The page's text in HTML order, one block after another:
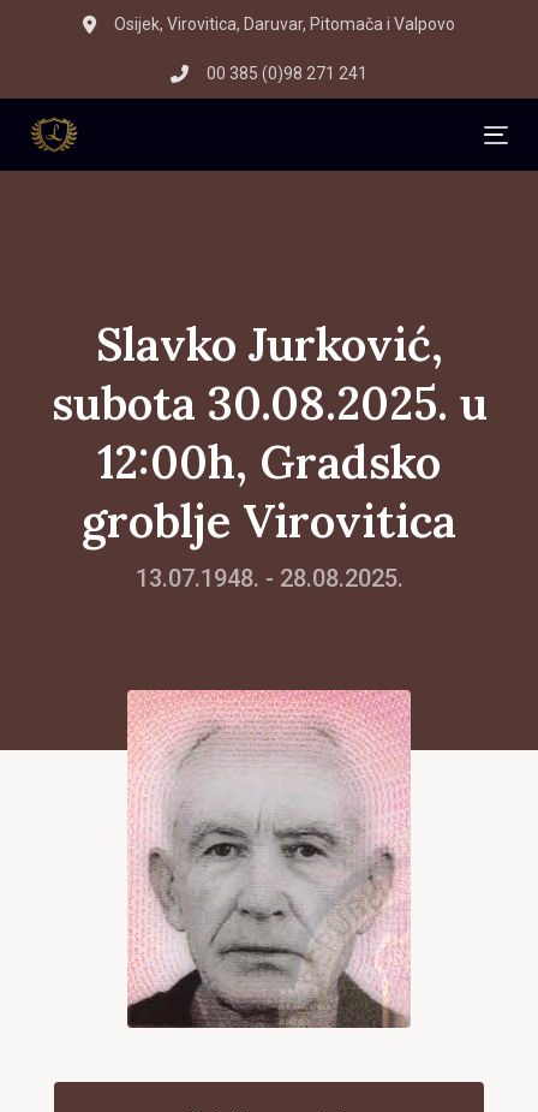
navigation
to
Osijek, Virovitica, Daruvar, Pitomača i Valpovo
00 385 (0)98 271 241
Slavko Jurković,
subota 30.08.2025. u
12:00h, Gradsko
groblje Virovitica
13.07.1948. - 28.08.2025.